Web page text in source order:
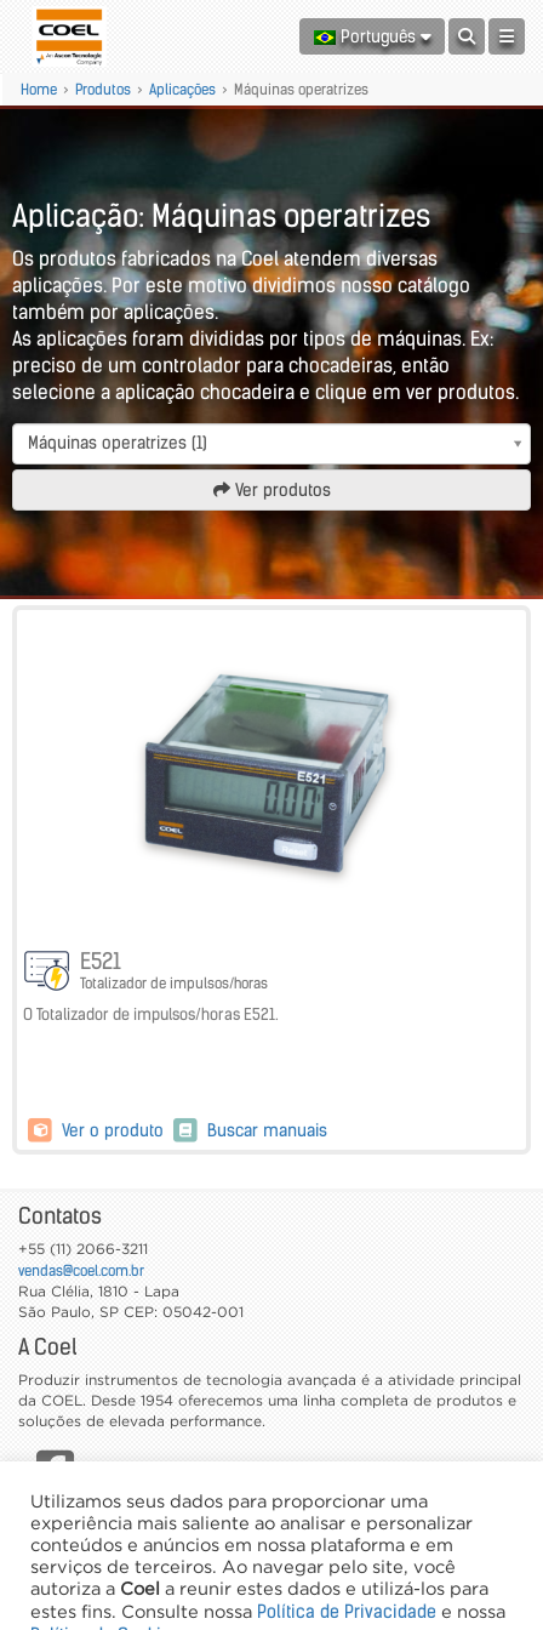
Português
Home > Produtos > Aplicações > Máquinas operatrizes
Aplicação: Máquinas operatrizes
Os produtos fabricados na Coel atendem diversas
aplicações. Por este motivo dividimos nosso catálogo
também por aplicações.
As aplicações foram divididas por tipos de máquinas. Ex:
preciso de um controlador para chocadeiras, então
selecione a aplicação chocadeira e clique em ver produtos.
Máquinas operatrizes (1)
Ver produtos
E521
Totalizador de impulsos/horas
O Totalizador de impulsos/horas E521.
Ver o produto Buscar manuais
Contatos
+55 (11) 2066-3211
vendas@coel.com.br
Rua Clélia, 1810 - Lapa
São Paulo, SP CEP: 05042-001
A Coel
Produzir instrumentos de tecnologia avançada é a atividade principal
da COEL. Desde 1954 oferecemos uma linha completa de produtos e
soluções de elevada performance.
CATÁLOGOS
TRABALHE CONOSCO
NEWSLETTER
©2026 Coel - Todos os direitos reservados
Utilizamos seus dados para proporcionar uma
experiência mais saliente ao analisar e personalizar
conteúdos e anúncios em nossa plataforma e em
serviços de terceiros. Ao navegar pelo site, você
autoriza a Coel
a reunir estes dados e utilizá-los para
estes fins. Consulte nossa Política de Privacidade e nossa